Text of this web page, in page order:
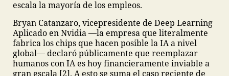
escala la mayoría de los empleos.
Bryan Catanzaro, vicepresidente de Deep Learning
Aplicado en Nvidia —la empresa que literalmente
fabrica los chips que hacen posible la IA a nivel
global— declaró públicamente que reemplazar
humanos con IA es hoy financieramente inviable a
gran escala [2]. A esto se suma el caso reciente de